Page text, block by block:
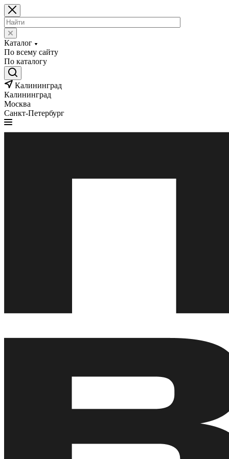
Каталог
По всему сайту
По каталогу
Калининград
Калининград
Москва
Санкт-Петербург